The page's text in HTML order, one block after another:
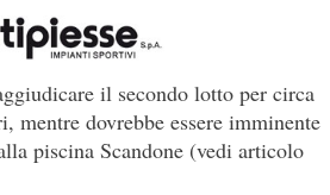
il secondo lotto per circa
mentre dovrebbe essere imminente
piscina Scandone (vedi articolo